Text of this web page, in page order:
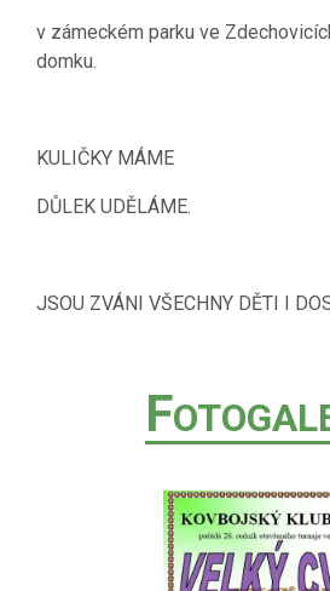
v zámeckém parku ve
domku.
KULIČKY MÁME
DŮLEK UDĚLÁME.
JSOU ZVÁNI VŠECHNY DĚTI I
F